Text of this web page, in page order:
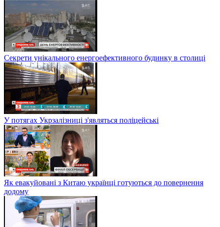
Секрети унікального енергоефективного будинку в столиці
У потягах Укрзалізниці з'являться поліцейські
Як евакуйовані з Китаю українці готуються до повернення
додому